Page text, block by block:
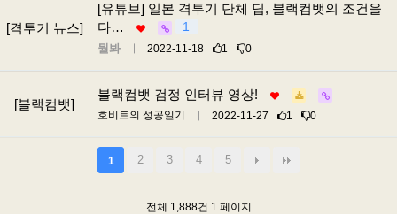
[격투기 뉴스]
[유튜브] 일본 격투기 단체 딥, 블랙컴뱃의 조건을
다…
1
뭘봐 2022-11-18 1 0
[블랙컴뱃]
블랙컴뱃 검정 인터뷰 영상!
호비트의 성공일기 2022-11-27 1 0
1 2 3 4 5
전체 1,888건 1 페이지